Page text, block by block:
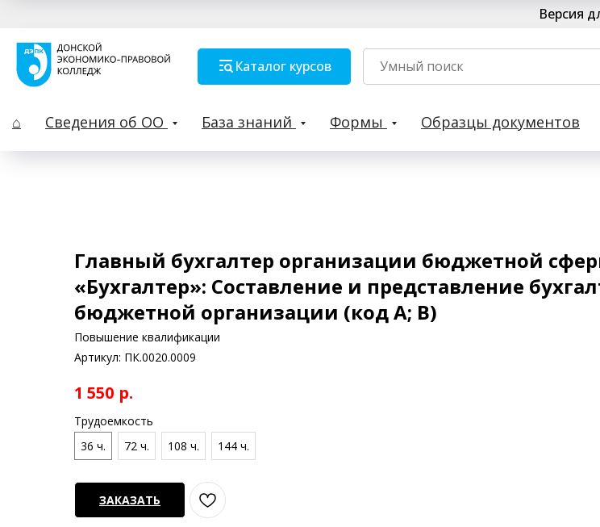
Версия
Каталог курсов
⌂ Сведения об ОО База знаний Формы Образцы документов
Главный бухгалтер организации бюджетной
«Бухгалтер»: Составление и представление
бюджетной организации (код A; В)
Повышение квалификации
Артикул: ПК.0020.0009
1 550 р.
Трудоемкость
36 ч.
72 ч. 108 ч. 144 ч.
ЗАКАЗАТЬ